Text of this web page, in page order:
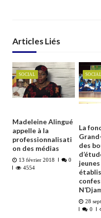
Articles Liés
SOCIAL
Madeleine Alingué
appelle à la
professionnalisati
on des médias
13 février 2018
0
4554
SOCIAL
La
des
28
0